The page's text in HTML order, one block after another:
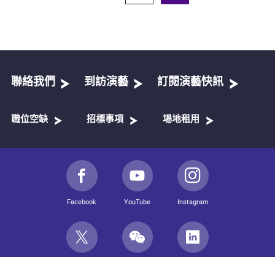
聯絡我們 到訪演藝 訂閱演藝快訊
職位空缺 招標事項 場地租用
Facebook YouTube Instagram